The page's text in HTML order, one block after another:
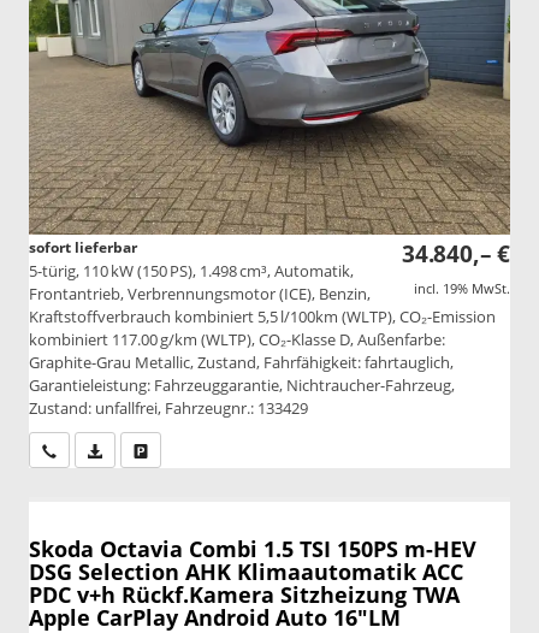
34.840,– €
incl. 19% MwSt.
sofort lieferbar
5-türig, 110 kW (150 PS), 1.498 cm³, Automatik,
Frontantrieb, Verbrennungsmotor (ICE), Benzin,
Kraftstoffverbrauch kombiniert 5,5 l/100km (WLTP), CO₂-Emission
kombiniert 117.00 g/km (WLTP), CO₂-Klasse D, Außenfarbe:
Graphite-Grau Metallic, Zustand, Fahrfähigkeit: fahrtauglich,
Garantieleistung: Fahrzeuggarantie, Nichtraucher-Fahrzeug,
Zustand: unfallfrei, Fahrzeugnr.: 133429
Wir rufen Sie anPDF-Datei, Fahrzeugexposé drucken
Skoda Octavia Combi 1.5 TSI 150PS m-HEV
DSG Selection AHK Klimaautomatik ACC
PDC v+h Rückf.Kamera Sitzheizung TWA
Apple CarPlay Android Auto 16"LM